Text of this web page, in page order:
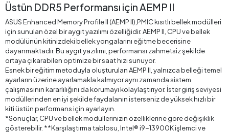
Üstün DDR5 Performansı için AEMP II
ASUS Enhanced Memory Profile II (AEMP II),PMIC kısıtlı bellek modülleri
için sunulan özel bir aygıt yazılımı özelliğidir. AEMP II, CPU ve bellek
modülünün kitinizdeki bellek yongalarını eğitme becerisine
dayanmaktadır. Bu aygıt yazılımı, performansı zahmetsiz şekilde
ortaya çıkarabilen optimize bir saat hızı sunuyor.
Esnek bir eğitim metoduyla oluşturulan AEMP II, yalnızca belleği temel
ayarların üzerine ayarlamakla kalmıyor aynı zamanda sistem
çalışmasının kararlılığını da korumayı kolaylaştırıyor. İster giriş seviyesi
modüllerinden en iyi şekilde faydalanın isterseniz de yüksek hızlı bir
kiti üstün performans için ayarlayın.
*Sonuçlar, CPU ve bellek modüllerinizin özelliklerine göre değişiklik
gösterebilir. **Karşılaştırma tablosu, Intel® i9-13900K işlemci ve